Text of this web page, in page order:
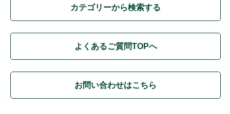
カテゴリーから検索する
よくあるご質問TOPへ
お問い合わせはこちら